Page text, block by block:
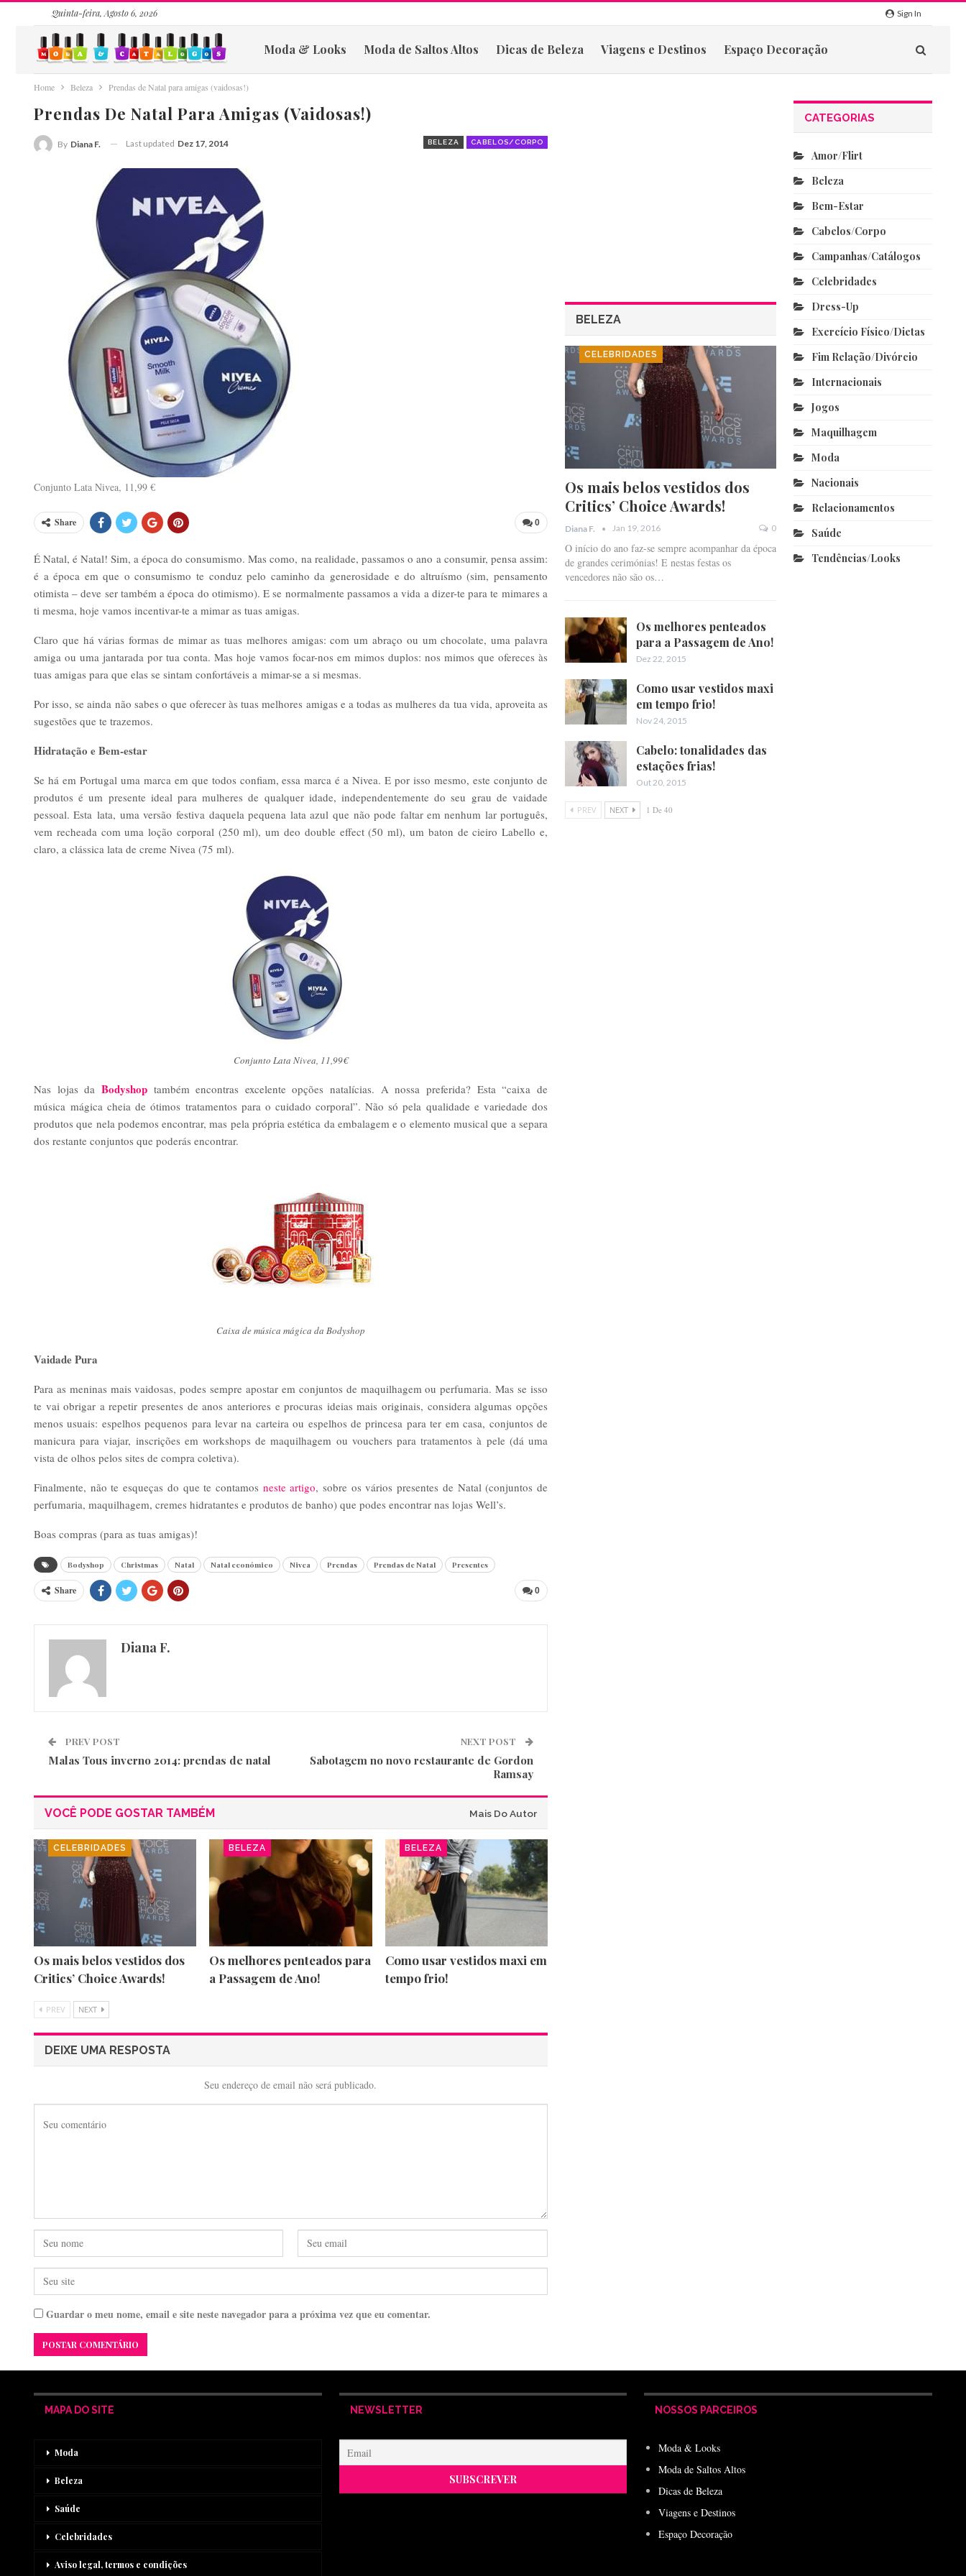
Quinta-feira, Agosto 6, 2026 Sign In
Moda & Looks Moda de Saltos Altos Dicas de Beleza Viagens e Destinos Espaço Decoração
Home Beleza Prendas de Natal para amigas (vaidosas!)
Prendas De Natal Para Amigas (vaidosas!)
BELEZA CABELOS/CORPO
By Diana F. Last updated Dez 17, 2014
Conjunto Lata Nivea, 11,99 €
0
Share
É Natal, é Natal! Sim, a época do consumismo. Mas como, na realidade, passamos o ano a consumir, pensa assim:
é a época em que o consumismo te conduz pelo caminho da generosidade e do altruísmo (sim, pensamento
otimista – deve ser também a época do otimismo). E se normalmente passamos a vida a dizer-te para te mimares a
ti mesma, hoje vamos incentivar-te a mimar as tuas amigas.
Claro que há várias formas de mimar as tuas melhores amigas: com um abraço ou um chocolate, uma palavra
amiga ou uma jantarada por tua conta. Mas hoje vamos focar-nos em mimos duplos: nos mimos que ofereces às
tuas amigas para que elas se sintam confortáveis a mimar-se a si mesmas.
Por isso, se ainda não sabes o que oferecer às tuas melhores amigas e a todas as mulheres da tua vida, aproveita as
sugestões que te trazemos.
Hidratação e Bem-estar
Se há em Portugal uma marca em que todos confiam, essa marca é a Nivea. E por isso mesmo, este conjunto de
produtos é um presente ideal para mulheres de qualquer idade, independentemente do seu grau de vaidade
pessoal. Esta lata, uma versão festiva daquela pequena lata azul que não pode faltar em nenhum lar português,
vem recheada com uma loção corporal (250 ml), um deo double effect (50 ml), um baton de cieiro Labello e,
claro, a clássica lata de creme Nivea (75 ml).
Conjunto Lata Nivea, 11,99€
Nas lojas da Bodyshoptambém encontras excelente opções natalícias. A nossa preferida? Esta “caixa de
música mágica cheia de ótimos tratamentos para o cuidado corporal”. Não só pela qualidade e variedade dos
produtos que nela podemos encontrar, mas pela própria estética da embalagem e o elemento musical que a separa
dos restante conjuntos que poderás encontrar.
Caixa de música mágica da Bodyshop
Vaidade Pura
Para as meninas mais vaidosas, podes sempre apostar em conjuntos de maquilhagem ou perfumaria. Mas se isso
te vai obrigar a repetir presentes de anos anteriores e procuras ideias mais originais, considera algumas opções
menos usuais: espelhos pequenos para levar na carteira ou espelhos de princesa para ter em casa, conjuntos de
manicura para viajar, inscrições em workshops de maquilhagem ou vouchers para tratamentos à pele (dá uma
vista de olhos pelos sites de compra coletiva).
Finalmente, não te esqueças do que te contamos neste artigo, sobre os vários presentes de Natal (conjuntos de
perfumaria, maquilhagem, cremes hidratantes e produtos de banho) que podes encontrar nas lojas Well’s.
Boas compras (para as tuas amigas)!
Bodyshop Christmas Natal Natal económico Nivea Prendas Prendas de Natal Presentes
0
Share
Diana F.
PREV POST
Malas Tous inverno 2014: prendas de natal
NEXT POST
Sabotagem no novo restaurante de Gordon
Ramsay
VOCÊ PODE GOSTAR TAMBÉM Mais Do Autor
CELEBRIDADES
Os mais belos vestidos dos
Critics’ Choice Awards!
BELEZA
Os melhores penteados para
a Passagem de Ano!
BELEZA
Como usar vestidos maxi em
tempo frio!
PREV NEXT
DEIXE UMA RESPOSTA
Seu endereço de email não será publicado.
Guardar o meu nome, email e site neste navegador para a próxima vez que eu comentar.
BELEZA
CELEBRIDADES
Os mais belos vestidos dos
Critics’ Choice Awards!
Diana F. Jan 19, 2016 0
O início do ano faz-se sempre acompanhar da época
de grandes cerimónias! E nestas festas os
vencedores não são os…
Os melhores penteados
para a Passagem de Ano!
Dez 22, 2015
Como usar vestidos maxi
em tempo frio!
Nov 24, 2015
Cabelo: tonalidades das
estações frias!
Out 20, 2015
PREV NEXT 1 De 40
CATEGORIAS
Amor/flirt
Beleza
Bem-Estar
Cabelos/corpo
Campanhas/catálogos
Celebridades
Dress-Up
Exercício Físico/dietas
Fim Relação/divórcio
Internacionais
Jogos
Maquilhagem
Moda
Nacionais
Relacionamentos
Saúde
Tendências/looks
MAPA DO SITE
Moda
Beleza
Saúde
Celebridades
Aviso legal, termos e condições
NEWSLETTER NOSSOS PARCEIROS
Moda & Looks
Moda de Saltos Altos
Dicas de Beleza
Viagens e Destinos
Espaço Decoração